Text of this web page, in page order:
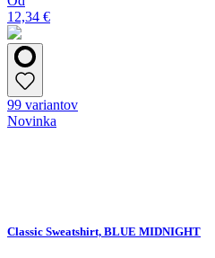
12,34 €
99 variantov
Novinka
Classic Sweatshirt, BLUE MIDNIGHT